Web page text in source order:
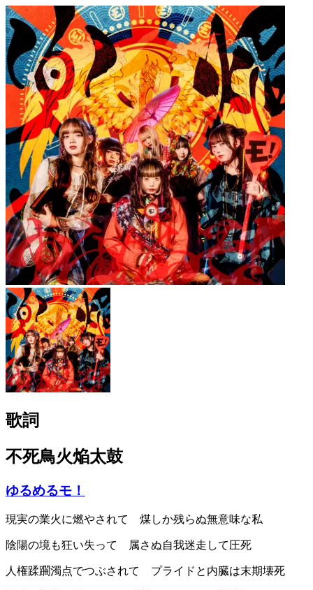
歌詞
不死鳥火焔太鼓
ゆるめるモ！
現実の業火に燃やされて 煤しか残らぬ無意味な私
陰陽の境も狂い失って 属さぬ自我迷走して圧死
人権蹂躙濁点でつぶされて プライドと内臓は末期壊死